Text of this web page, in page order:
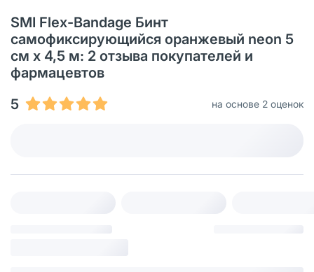
SMI Flex-Bandage Бинт
самофиксирующийся оранжевый neon 5
см х 4,5 м: 2 отзыва покупателей и
фармацевтов
5
на основе 2 оценок